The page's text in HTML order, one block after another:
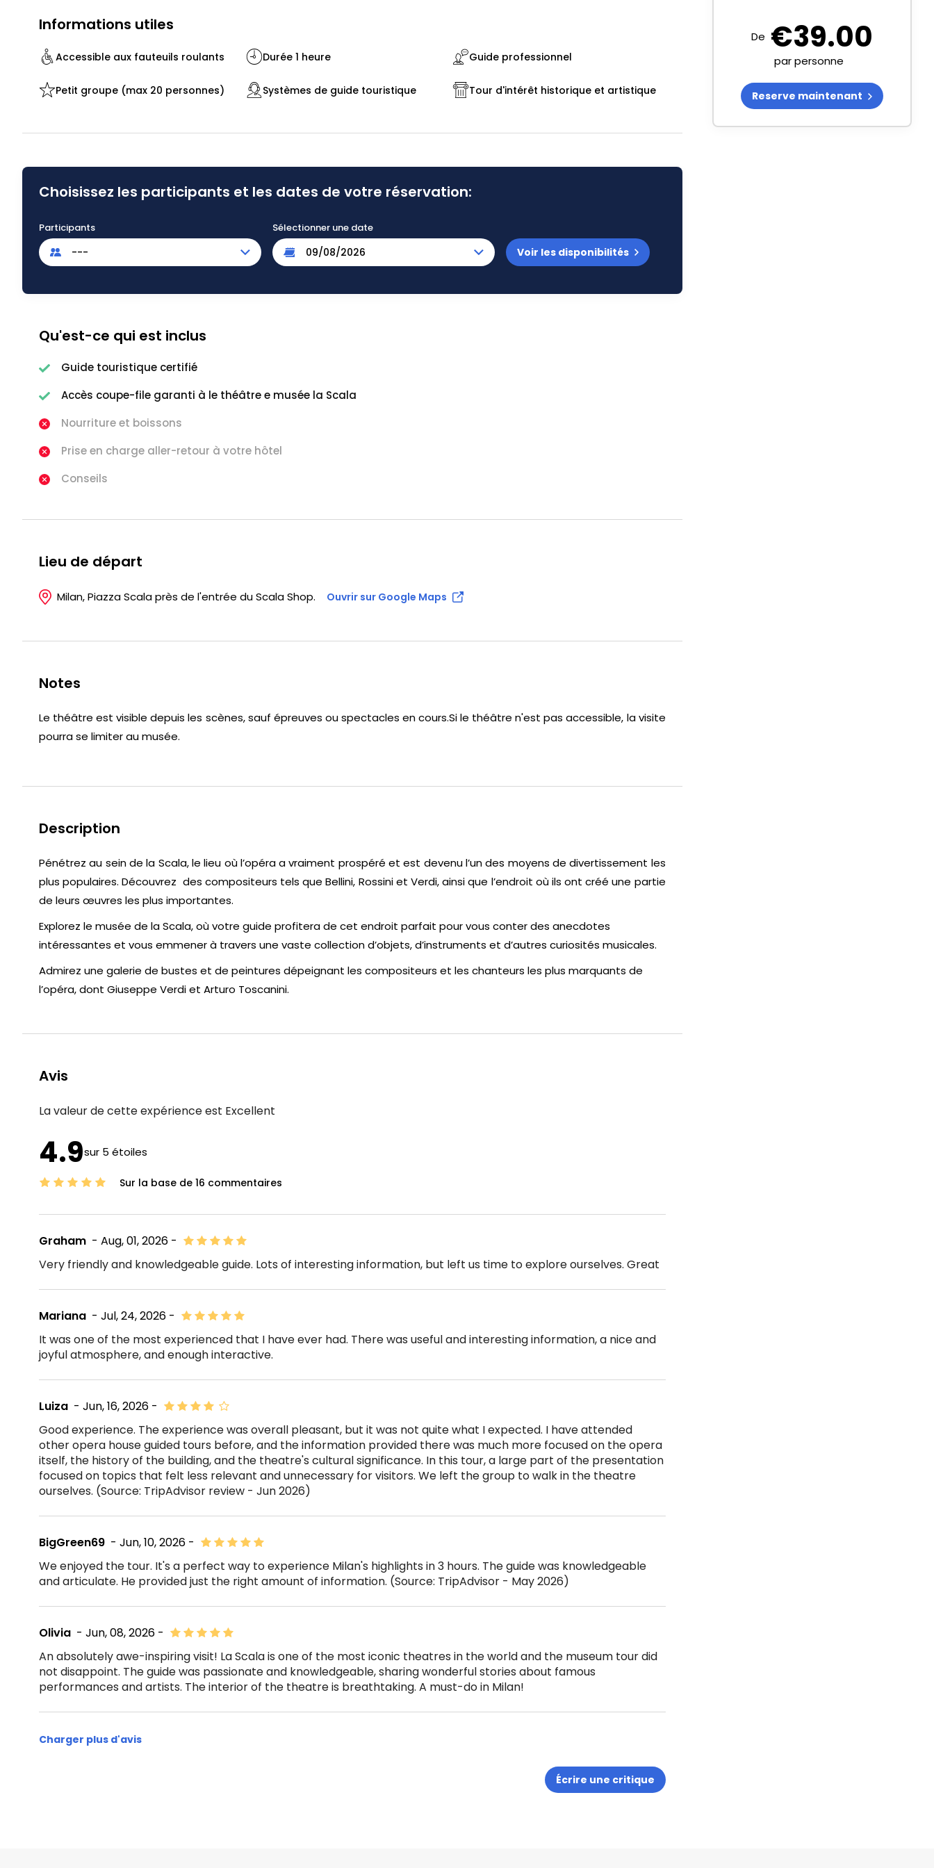
Informations utiles
Accessible aux fauteuils roulants Durée 1 heure Guide professionnel
Petit groupe (max 20 personnes) Systèmes de guide touristique Tour d'intérêt historique et artistique
Choisissez les participants et les dates de votre réservation:
Participants
---
Sélectionner une date
Voir les disponibilités
Qu'est-ce qui est inclus
Guide touristique certifié
Accès coupe-file garanti à le théâtre e musée la Scala
Nourriture et boissons
Prise en charge aller-retour à votre hôtel
Conseils
Lieu de départ
Milan, Piazza Scala près de l'entrée du Scala Shop. Ouvrir sur Google Maps
Notes
Le théâtre est visible depuis les scènes, sauf épreuves ou spectacles en cours.Si le théâtre n'est pas accessible, la visite
pourra se limiter au musée.
Description
Pénétrez au sein de la Scala, le lieu où l’opéra a vraiment prospéré et est devenu l’un des moyens de divertissement les
plus populaires. Découvrez des compositeurs tels que Bellini, Rossini et Verdi, ainsi que l’endroit où ils ont créé une partie
de leurs œuvres les plus importantes.
Explorez le musée de la Scala, où votre guide profitera de cet endroit parfait pour vous conter des anecdotes
intéressantes et vous emmener à travers une vaste collection d’objets, d’instruments et d’autres curiosités musicales.
Admirez une galerie de bustes et de peintures dépeignant les compositeurs et les chanteurs les plus marquants de
l’opéra, dont Giuseppe Verdi et Arturo Toscanini.
Avis
La valeur de cette expérience est Excellent
4.9sur 5 étoiles
Sur la base de 16 commentaires
- Aug, 01, 2026 -
Graham
Very friendly and knowledgeable guide. Lots of interesting information, but left us time to explore ourselves. Great
- Jul, 24, 2026 -
Mariana
It was one of the most experienced that I have ever had. There was useful and interesting information, a nice and
joyful atmosphere, and enough interactive.
- Jun, 16, 2026 -
Luiza
Good experience. The experience was overall pleasant, but it was not quite what I expected. I have attended
other opera house guided tours before, and the information provided there was much more focused on the opera
itself, the history of the building, and the theatre's cultural significance. In this tour, a large part of the presentation
focused on topics that felt less relevant and unnecessary for visitors. We left the group to walk in the theatre
ourselves. (Source: TripAdvisor review - Jun 2026)
- Jun, 10, 2026 -
BigGreen69
We enjoyed the tour. It's a perfect way to experience Milan's highlights in 3 hours. The guide was knowledgeable
and articulate. He provided just the right amount of information. (Source: TripAdvisor - May 2026)
- Jun, 08, 2026 -
Olivia
An absolutely awe-inspiring visit! La Scala is one of the most iconic theatres in the world and the museum tour did
not disappoint. The guide was passionate and knowledgeable, sharing wonderful stories about famous
performances and artists. The interior of the theatre is breathtaking. A must-do in Milan!
Charger plus d'avis
Écrire une critique
De €39.00
par personne
Reserve maintenant